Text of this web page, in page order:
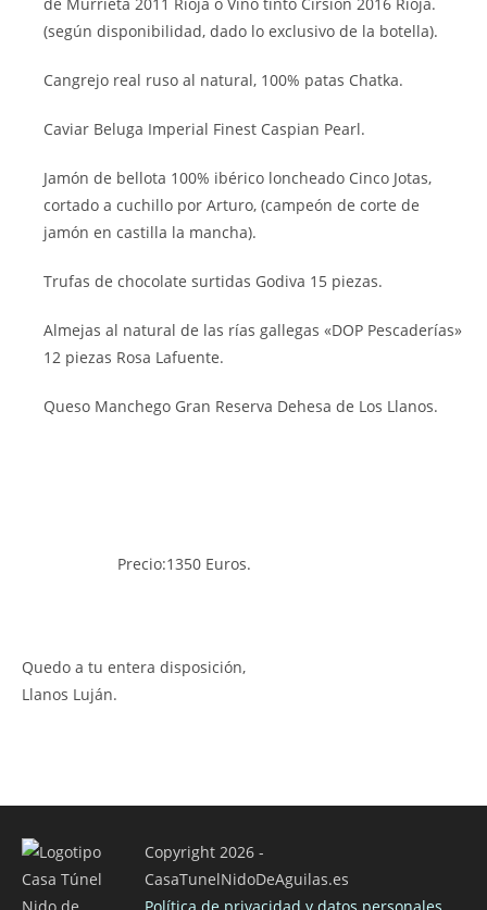
(según disponibilidad, dado lo exclusivo de la botella).
Cangrejo real ruso al natural, 100% patas Chatka.
Caviar Beluga Imperial Finest Caspian Pearl.
Jamón de bellota 100% ibérico loncheado Cinco Jotas,
cortado a cuchillo por Arturo, (campeón de corte de
jamón en castilla la mancha).
Trufas de chocolate surtidas Godiva 15 piezas.
Almejas al natural de las rías gallegas «DOP Pescaderías»
12 piezas Rosa Lafuente.
Queso Manchego Gran Reserva Dehesa de Los Llanos.
Precio:1350 Euros.
Quedo a tu entera disposición,
Llanos Luján.
Copyright 2026 -
CasaTunelNidoDeAguilas.es
Política de privacidad y datos personales